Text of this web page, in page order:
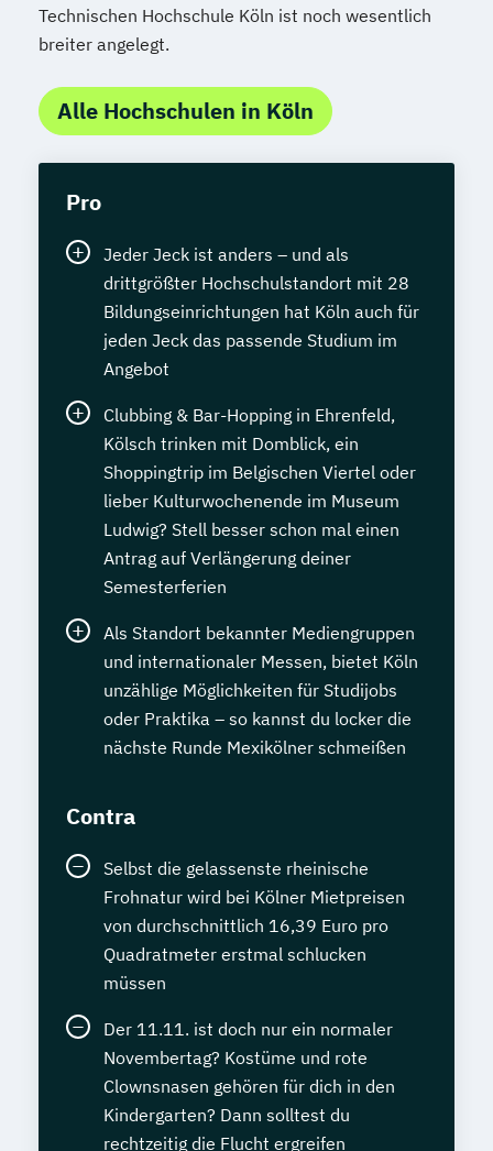
Technischen Hochschule Köln ist noch wesentlich
breiter angelegt.
Alle Hochschulen in Köln
Pro
Jeder Jeck ist anders – und als
drittgrößter Hochschulstandort mit 28
Bildungseinrichtungen hat Köln auch für
jeden Jeck das passende Studium im
Angebot
Clubbing & Bar-Hopping in Ehrenfeld,
Kölsch trinken mit Domblick, ein
Shoppingtrip im Belgischen Viertel oder
lieber Kulturwochenende im Museum
Ludwig? Stell besser schon mal einen
Antrag auf Verlängerung deiner
Semesterferien
Als Standort bekannter Mediengruppen
und internationaler Messen, bietet Köln
unzählige Möglichkeiten für Studijobs
oder Praktika – so kannst du locker die
nächste Runde Mexikölner schmeißen
Contra
Selbst die gelassenste rheinische
Frohnatur wird bei Kölner Mietpreisen
von durchschnittlich 16,39 Euro pro
Quadratmeter erstmal schlucken
müssen
Der 11.11. ist doch nur ein normaler
Novembertag? Kostüme und rote
Clownsnasen gehören für dich in den
Kindergarten? Dann solltest du
rechtzeitig die Flucht ergreifen